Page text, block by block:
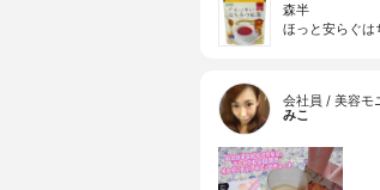
森半
ほっと安らぐは
会社員 / 美容モ
みこ